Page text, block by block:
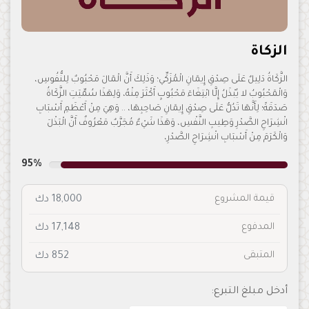
الزكاة
الزَّكَاةُ دَلِيلٌ عَلَى صِدْقِ إِيمَانِ الْمُزَكِّي؛ وَذَلِكَ أَنَّ الْمَالَ مَحْبُوبٌ لِلنُّفُوسِ،
وَالْمَحْبُوبُ لا يُبْذَلُ إِلَّا ابْتِغَاءَ مَحْبُوبٍ أَكْثَرَ مِنْهُ، وَلِهَذَا سُمِّيَتِ الزَّكَاةُ
صَدَقَةً؛ لِأَنَّهَا تَدُلُّ عَلَى صِدْقِ إِيمَانِ صَاحِبِهَا، .. وَهِيَ مِنْ أَعْظَمِ أَسْبَابِ
انْشِرَاحِ الصَّدْرِ وَطِيبِ النَّفْسِ، وَهَذَا شَيْءٌ مُجَرَّبٌ مَعْرُوفٌ أَنَّ الْبَذْلَ
وَالْكَرَمَ مِنْ أَسْبَابِ انْشِرَاحِ الصَّدْرِ،
95%
قيمة المشروع 18,000 دك
المدفوع 17,148 دك
المتبقى 852 دك
أدخل مبلغ التبرع: